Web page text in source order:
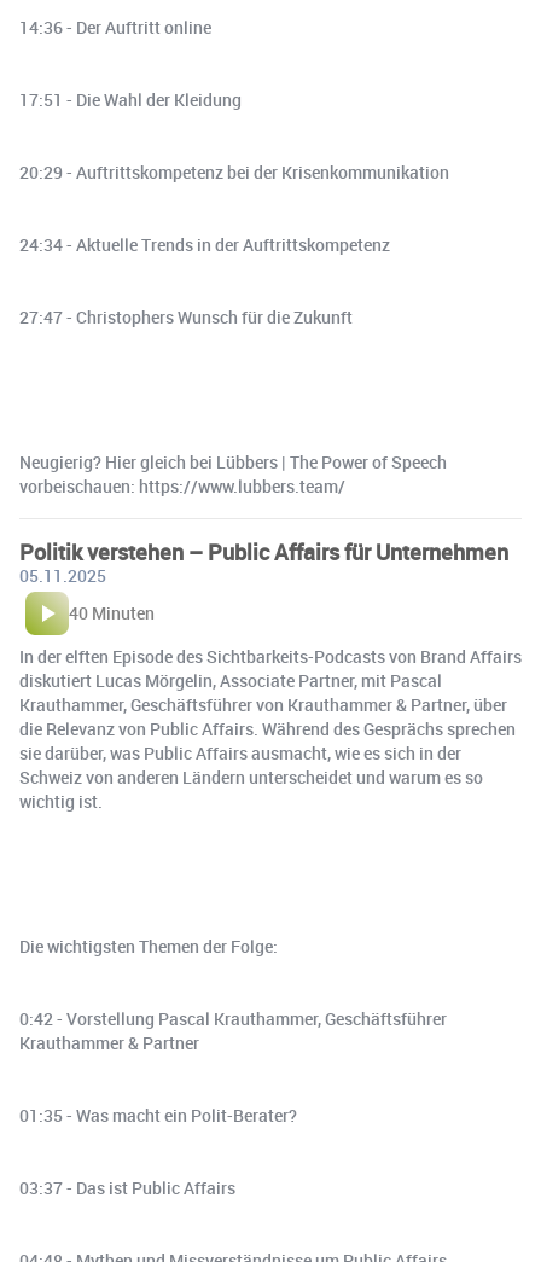
14:36 - Der Auftritt online
17:51 - Die Wahl der Kleidung
20:29 - Auftrittskompetenz bei der Krisenkommunikation
24:34 - Aktuelle Trends in der Auftrittskompetenz
27:47 - Christophers Wunsch für die Zukunft
Neugierig? Hier gleich bei Lübbers | The Power of Speech
vorbeischauen: https://www.lubbers.team/
Politik verstehen – Public Affairs für Unternehmen
05.11.2025
40 Minuten
In der elften Episode des Sichtbarkeits-Podcasts von Brand Affairs
diskutiert Lucas Mörgelin, Associate Partner, mit Pascal
Krauthammer, Geschäftsführer von Krauthammer & Partner, über
die Relevanz von Public Affairs. Während des Gesprächs sprechen
sie darüber, was Public Affairs ausmacht, wie es sich in der
Schweiz von anderen Ländern unterscheidet und warum es so
wichtig ist.
Die wichtigsten Themen der Folge:
0:42 - Vorstellung Pascal Krauthammer, Geschäftsführer
Krauthammer & Partner
01:35 - Was macht ein Polit-Berater?
03:37 - Das ist Public Affairs